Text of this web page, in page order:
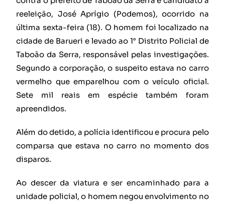
reeleição, José Aprígio (Podemos), ocorrido na
última sexta-feira (18). O homem foi localizado na
cidade de Barueri e levado ao 1° Distrito Policial de
Taboão da Serra, responsável pelas investigações.
Segundo a corporação, o suspeito estava no carro
vermelho que emparelhou com o veículo oficial.
Sete mil reais em espécie também foram
apreendidos.
Além do detido, a polícia identificou e procura pelo
comparsa que estava no carro no momento dos
disparos.
Ao descer da viatura e ser encaminhado para a
unidade policial, o homem negou envolvimento no